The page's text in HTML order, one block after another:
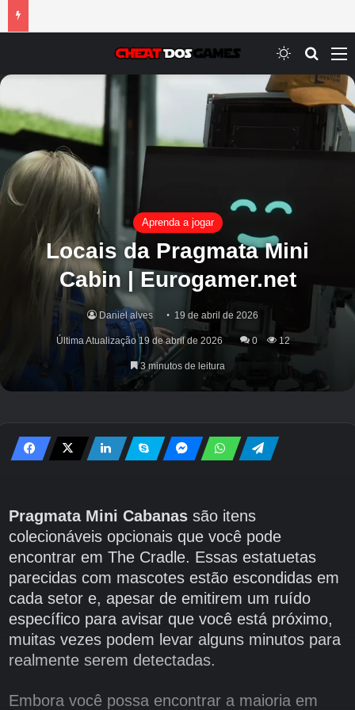
Switch skin
Aprenda a jogar
Locais da Pragmata Mini
Cabin | Eurogamer.net
Daniel alves 19 de abril de 2026
Última Atualização 19 de abril de 2026 0 12
3 minutos de leitura
Pragmata Mini Cabanassão itens
colecionáveis ​​​​opcionais que você pode
encontrar em The Cradle. Essas estatuetas
parecidas com mascotes estão escondidas em
cada setor e, apesar de emitirem um ruído
específico para avisar que você está próximo,
muitas vezes podem levar alguns minutos para
realmente serem detectadas.
Embora você possa encontrar a maioria em